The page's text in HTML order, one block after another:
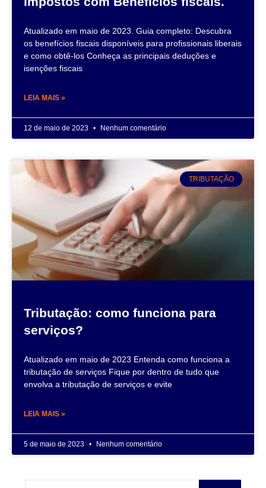
Atualizado em maio de 2023. Guia completo: Descubra
os benefícios fiscais disponíveis para profissionais liberais
e como obtê-los Conheça as principais deduções e
isenções fiscais
LEIA MAIS »
12 de maio de 2023 Nenhum comentário
TRIBUTAÇÃO
Tributação: como funciona para
serviços?
Atualizado em maio de 2023 Entenda como funciona a
tributação de serviços Fique por dentro de tudo que
envolva a tributação de serviços e evite
LEIA MAIS »
5 de maio de 2023 Nenhum comentário